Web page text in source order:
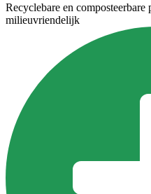
Recyclebare en composteerbare
milieuvriendelijk